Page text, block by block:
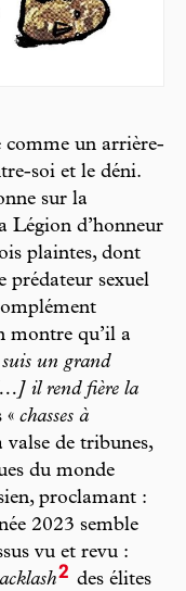
comme un arrière-
soi et le déni.
sur la
Légion d’honneur
plaintes, dont
prédateur sexuel
montre qu’il a
suis un grand
il rend fière la
« chasses à
valse de tribunes,
du monde
proclamant :
2023 semble
vu et revu :
2 des élites